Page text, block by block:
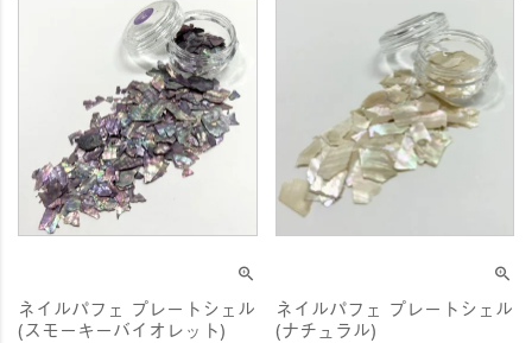
ネイルパフェ プレートシェル
(スモーキーバイオレット)
ネイルパフェ プレートシェル
(ナチュラル)